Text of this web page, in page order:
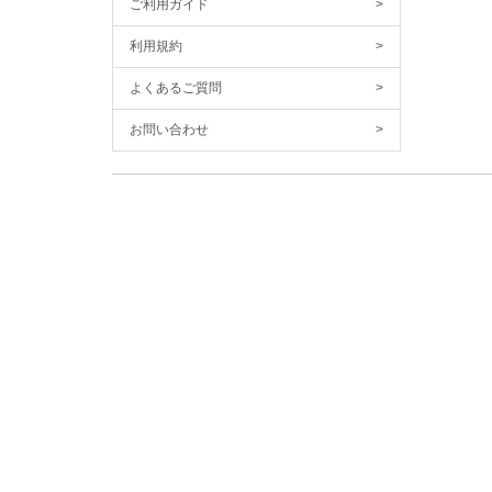
ご利用ガイド >
利用規約 >
よくあるご質問 >
お問い合わせ >